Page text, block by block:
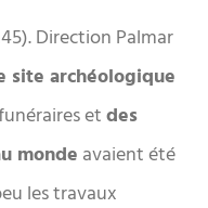
Direction Palmar
site archéologique
et des
monde avaient été
les travaux